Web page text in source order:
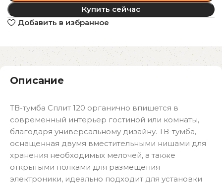
Купить сейчас
Добавить в избранное
Описание
ТВ-тумба Сплит 120 органично впишется в
современный интерьер гостиной или комнаты,
благодаря универсальному дизайну. ТВ-тумба,
оснащенная двумя вместительными нишами для
хранения необходимых мелочей, а также
открытыми полками для размещения
электроники, идеально подходит для установки